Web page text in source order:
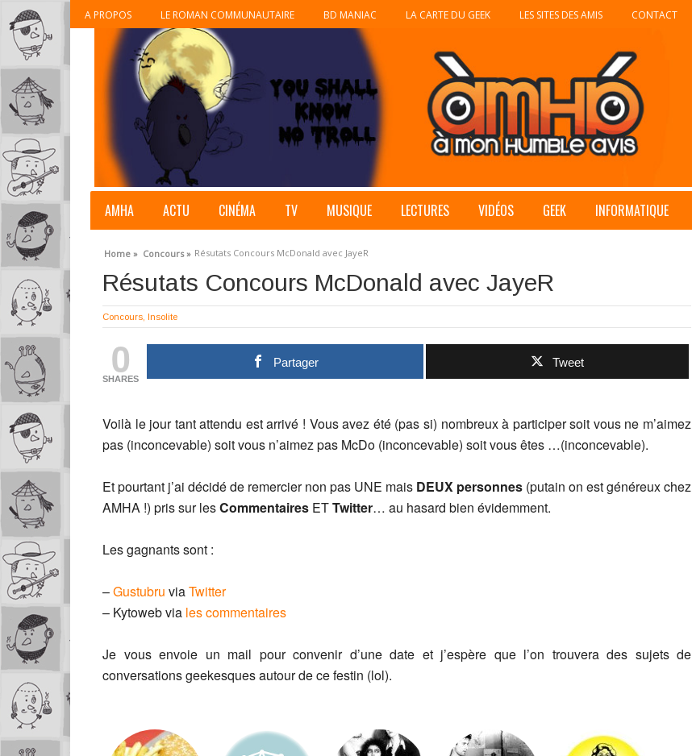
A PROPOS LE ROMAN COMMUNAUTAIRE BD MANIAC LA CARTE DU GEEK LES SITES DES AMIS CONTACT
AMHA ACTU CINÉMA TV MUSIQUE LECTURES VIDÉOS GEEK INFORMATIQUE
Home » Concours » Résutats Concours McDonald avec JayeR
Résutats Concours McDonald avec JayeR
Concours Insolite
0
SHARES
Partager Tweet
Voilà le jour tant attendu est arrivé ! Vous avez été (pas si) nombreux à participer soit vous ne m’aimez
pas (inconcevable) soit vous n’aimez pas McDo (inconcevable) soit vous êtes …(inconcevable).
Et pourtant j’ai décidé de remercier non pas UNE mais DEUX personnes (putain on est généreux chez
AMHA !) pris sur lesCommentaires ETTwitter… au hasard bien évidemment.
Les gagnants sont :
–Gustubru viaTwitter
– Kytoweb via les commentaires
Je vous envoie un mail pour convenir d’une date et j’espère que l’on trouvera des sujets de
conversations geekesques autour de ce festin (lol).